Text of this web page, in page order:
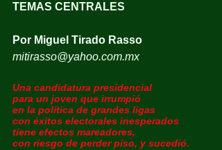
TEMAS CENTRALES
Por Miguel Tirado Rasso
mitirasso@yahoo.com.mx
Una candidatura presidencial
para un joven que irrumpió
en la política de grandes ligas
con éxitos electorales inesperados
tiene efectos mareadores,
con riesgo de perder piso, y sucedió.